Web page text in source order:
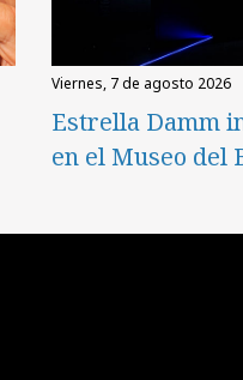
viernes, 7 de agosto 2026
Estrella Damm
en el Museo del